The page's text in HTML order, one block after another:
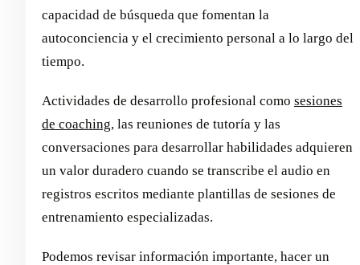
capacidad de búsqueda que fomentan la
autoconciencia y el crecimiento personal a lo largo del
tiempo.
Actividades de desarrollo profesional como sesiones
de coaching, las reuniones de tutoría y las
conversaciones para desarrollar habilidades adquieren
un valor duradero cuando se transcribe el audio en
registros escritos mediante plantillas de sesiones de
entrenamiento especializadas.
Podemos revisar información importante, hacer un